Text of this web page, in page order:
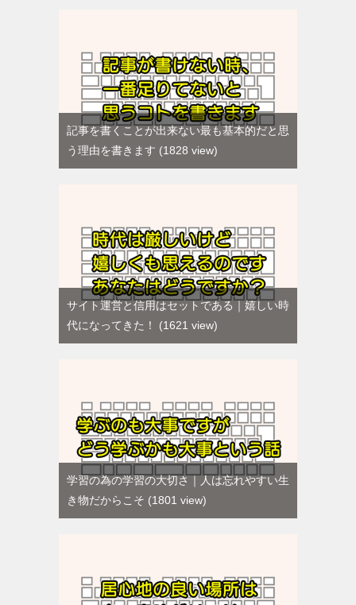
記事を書くことが出来ない最も基本的だと思
う理由を書きます
1828 view
サイト運営と信用はセットである｜嬉しい時
代になってきた！
1621 view
学習の為の学習の大切さ｜人は忘れやすい生
き物だからこそ
1801 view